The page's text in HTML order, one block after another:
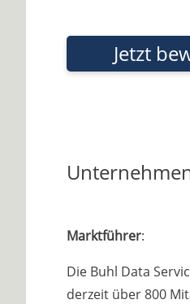
Jetzt
Marktführer:
Die Buhl Data
derzeit über 800